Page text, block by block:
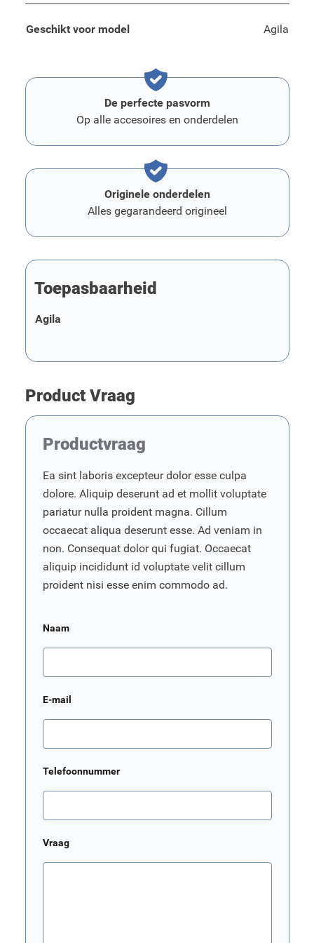
Geschikt voor model Agila
De perfecte pasvorm
Op alle accesoires en onderdelen
Originele onderdelen
Alles gegarandeerd origineel
Toepasbaarheid
Agila
Product Vraag
Productvraag
Ea sint laboris excepteur dolor esse culpa
dolore. Aliquip deserunt ad et mollit voluptate
pariatur nulla proident magna. Cillum
occaecat aliqua deserunt esse. Ad veniam in
non. Consequat dolor qui fugiat. Occaecat
aliquip incididunt id voluptate velit cillum
proident nisi esse enim commodo ad.
Naam
E-mail
Telefoonnummer
Vraag